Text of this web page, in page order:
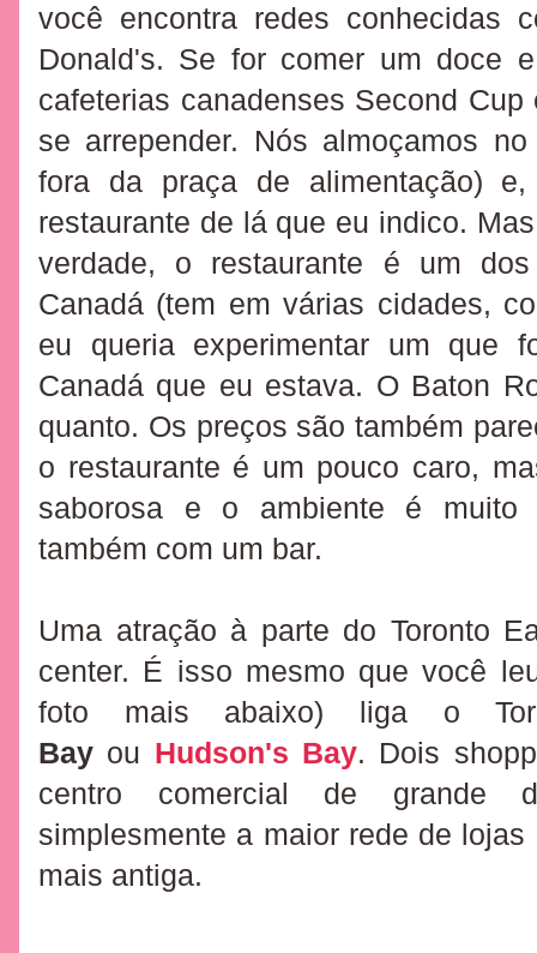
você encontra redes conhecidas
Donald's. Se for comer um doce
cafeterias canadenses Second
se arrepender. Nós almoçamos
fora da praça de alimentação)
restaurante de lá que eu indico.
verdade, o restaurante é um
Canadá (tem em várias cidades,
eu queria experimentar um que
Canadá que eu estava. O Baton
quanto. Os preços são também
o restaurante é um pouco caro,
saborosa e o ambiente é muito
também com um bar.
Uma atração à parte do Toronto
center. É isso mesmo que você
foto mais abaixo) liga o
Bay ou Hudson's Bay. Dois
centro comercial de grande
simplesmente a maior rede de
mais antiga.